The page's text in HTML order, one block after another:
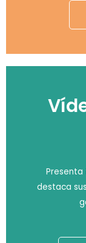
Presenta
destaca